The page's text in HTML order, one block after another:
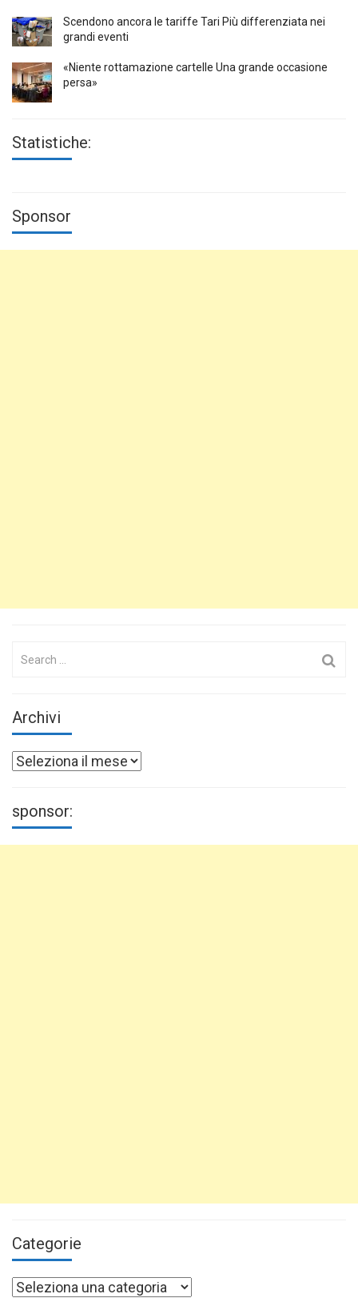
Scendono ancora le tariffe Tari Più differenziata nei
grandi eventi
«Niente rottamazione cartelle Una grande occasione
persa»
Statistiche:
Sponsor
Search
Archivi
Archivi
sponsor:
Categorie
Categorie